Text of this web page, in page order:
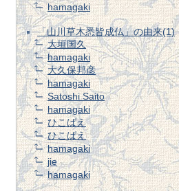
hamagaki
「山川草木悉皆成仏」の由来(1)
大垣国久
hamagaki
大久保邦彦
hamagaki
Satoshi Saito
hamagaki
ひこばえ
ひこばえ
hamagaki
jie
hamagaki